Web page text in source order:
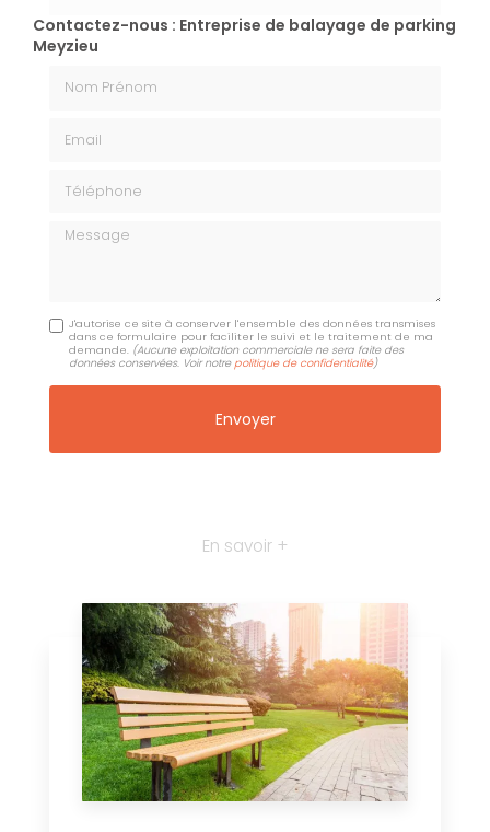
Contactez-nous : Entreprise de balayage de parking
Meyzieu
Message
J'autorise ce site à conserver l'ensemble des données transmises
dans ce formulaire pour faciliter le suivi et le traitement de ma
demande. (Aucune exploitation commerciale ne sera faite des
données conservées. Voir notre politique de confidentialité)
En savoir +